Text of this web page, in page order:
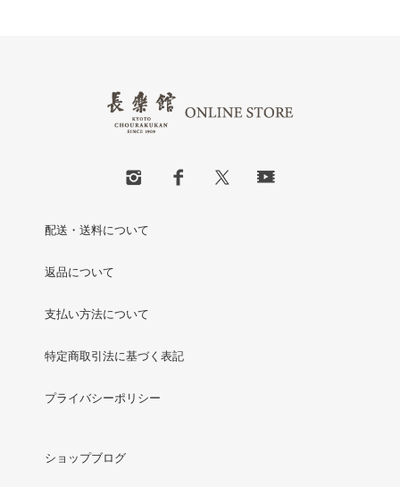
配送・送料について
返品について
支払い方法について
特定商取引法に基づく表記
プライバシーポリシー
ショップブログ